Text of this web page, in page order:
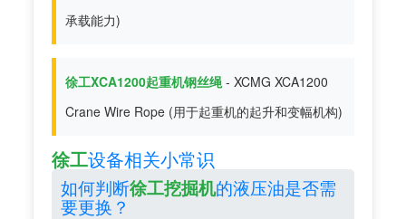
承载能力)
徐工XCA1200起重机钢丝绳- XCMG XCA1200
Crane Wire Rope (用于起重机的起升和变幅机构)
徐工设备相关小常识
如何判断徐工挖掘机的液压油是否需
要更换？